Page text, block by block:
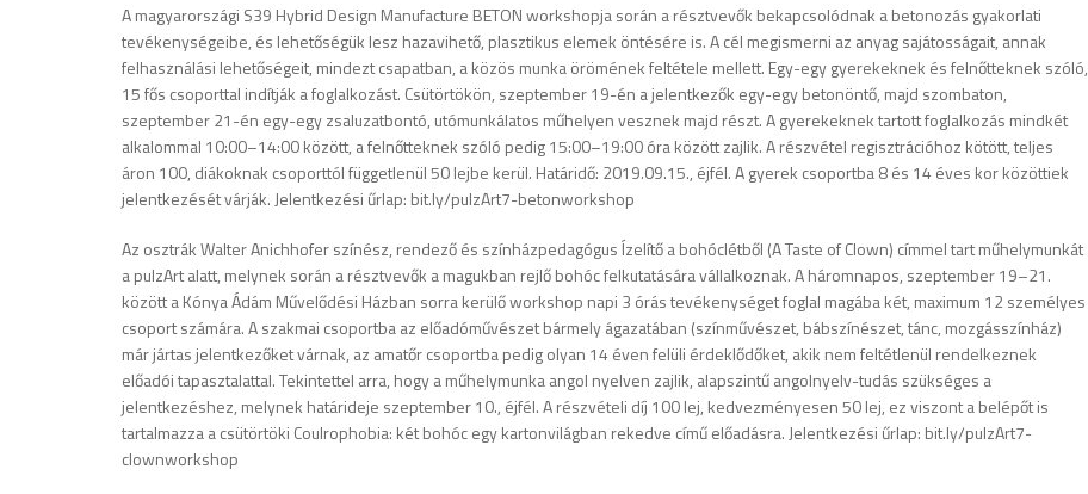
A magyarországi S39 Hybrid Design Manufacture BETON workshopja során a résztvevők bekapcsolódnak a betonozás gyakorlati
tevékenységeibe, és lehetőségük lesz hazavihető, plasztikus elemek öntésére is. A cél megismerni az anyag sajátosságait, annak
felhasználási lehetőségeit, mindezt csapatban, a közös munka örömének feltétele mellett. Egy-egy gyerekeknek és felnőtteknek szóló,
15 fős csoporttal indítják a foglalkozást. Csütörtökön, szeptember 19-én a jelentkezők egy-egy betonöntő, majd szombaton,
szeptember 21-én egy-egy zsaluzatbontó, utómunkálatos műhelyen vesznek majd részt. A gyerekeknek tartott foglalkozás mindkét
alkalommal 10:00–14:00 között, a felnőtteknek szóló pedig 15:00–19:00 óra között zajlik. A részvétel regisztrációhoz kötött, teljes
áron 100, diákoknak csoporttól függetlenül 50 lejbe kerül. Határidő: 2019.09.15., éjfél. A gyerek csoportba 8 és 14 éves kor közöttiek
jelentkezését várják. Jelentkezési űrlap: bit.ly/pulzArt7-betonworkshop
Az osztrák Walter Anichhofer színész, rendező és színházpedagógus Ízelítő a bohóclétből (A Taste of Clown) címmel tart műhelymunkát
a pulzArt alatt, melynek során a résztvevők a magukban rejlő bohóc felkutatására vállalkoznak. A háromnapos, szeptember 19–21.
között a Kónya Ádám Művelődési Házban sorra kerülő workshop napi 3 órás tevékenységet foglal magába két, maximum 12 személyes
csoport számára. A szakmai csoportba az előadóművészet bármely ágazatában (színművészet, bábszínészet, tánc, mozgásszínház)
már jártas jelentkezőket várnak, az amatőr csoportba pedig olyan 14 éven felüli érdeklődőket, akik nem feltétlenül rendelkeznek
előadói tapasztalattal. Tekintettel arra, hogy a műhelymunka angol nyelven zajlik, alapszintű angolnyelv-tudás szükséges a
jelentkezéshez, melynek határideje szeptember 10., éjfél. A részvételi díj 100 lej, kedvezményesen 50 lej, ez viszont a belépőt is
tartalmazza a csütörtöki Coulrophobia: két bohóc egy kartonvilágban rekedve című előadásra. Jelentkezési űrlap: bit.ly/pulzArt7-
clownworkshop